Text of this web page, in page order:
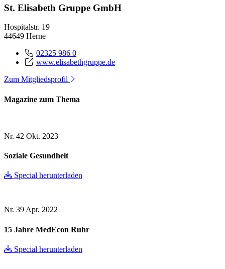
St. Elisabeth Gruppe GmbH
Hospitalstr. 19
44649 Herne
02325 986 0
www.elisabethgruppe.de
Zum Mitgliedsprofil
Magazine zum Thema
Nr. 42 Okt. 2023
Soziale Gesundheit
Special herunterladen
Nr. 39Apr. 2022
15 Jahre MedEcon Ruhr
Special herunterladen